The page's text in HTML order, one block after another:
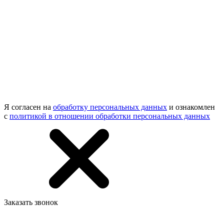
Я согласен на обработку персональных данных и ознакомлен
с политикой в отношении обработки персональных данных
Заказать звонок